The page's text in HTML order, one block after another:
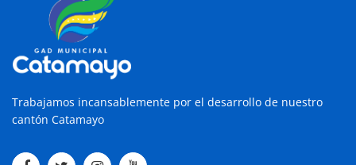
Trabajamos incansablemente por el desarrollo de nuestro
cantón Catamayo